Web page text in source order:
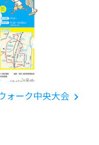
ォーク中央大会